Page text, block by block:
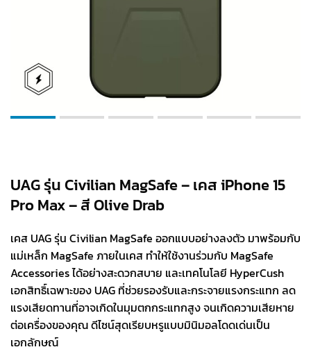
UAG รุ่น Civilian MagSafe – เคส iPhone 15
Pro Max – สี Olive Drab
เคส UAG รุ่น Civilian MagSafe ออกแบบอย่างลงตัว มาพร้อมกับ
แม่เหล็ก MagSafe ภายในเคส ทำให้ใช้งานร่วมกับ MagSafe
Accessories ได้อย่างสะดวกสบาย และเทคโนโลยี HyperCush
เอกสิทธิ์เฉพาะของ UAG ที่ช่วยรองรับและกระจายแรงกระแทก ลด
แรงเสียดทานที่อาจเกิดในมุมตกกระแทกสูง จนเกิดความเสียหาย
ต่อเครื่องของคุณ ดีไซน์สุดเรียบหรูแบบมินิมอลโดดเด่นเป็น
เอกลักษณ์